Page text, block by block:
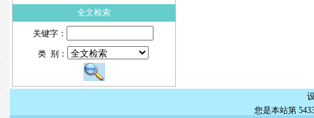
全文检索
关键字：
类 别：
您是本站第